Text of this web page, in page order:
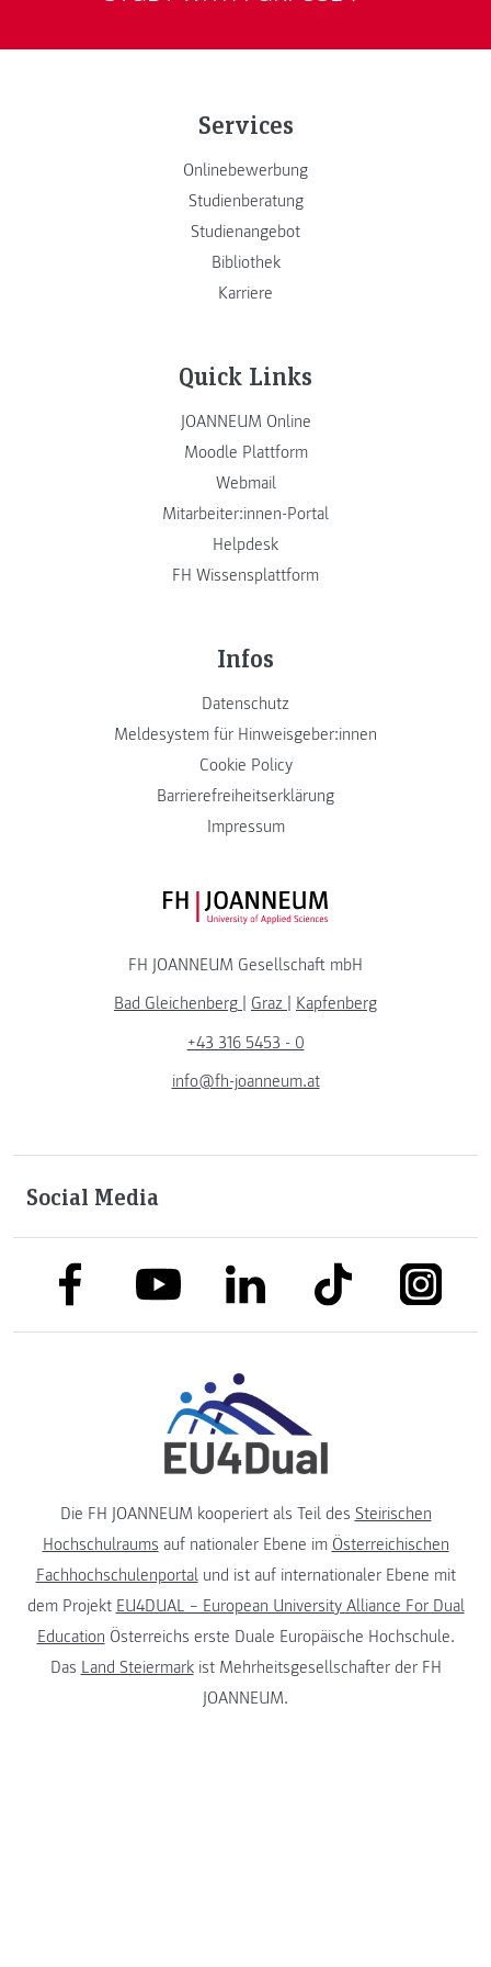
Services
Onlinebewerbung
Studienberatung
Studienangebot
Bibliothek
Karriere
Quick Links
JOANNEUM Online
Moodle Plattform
Webmail
Mitarbeiter:innen-Portal
Helpdesk
FH Wissensplattform
Infos
Datenschutz
Meldesystem für Hinweisgeber:innen
Cookie Policy
Barrierefreiheitserklärung
Impressum
FH JOANNEUM Logo
FH JOANNEUM Gesellschaft mbH
Bad Gleichenberg
Graz
Kapfenberg
+43 316 5453 - 0
info@fh-joanneum.at
Social Media
link to facebooklink to youtubelink to linkedinlink to tiktok
Die FH JOANNEUM kooperiert als Teil des Steirischen
Hochschulraums auf nationaler Ebene im Österreichischen
Fachhochschulenportalund ist auf internationaler Ebene mit
dem Projekt EU4DUAL – European University Alliance For Dual
Education Österreichs erste Duale Europäische Hochschule.
Das Land Steiermarkist Mehrheitsgesellschafter der FH
JOANNEUM.